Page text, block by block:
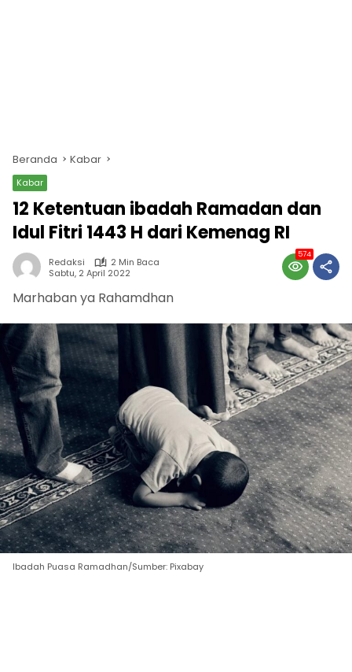
Beranda Kabar
Kabar
12 Ketentuan ibadah Ramadan dan
Idul Fitri 1443 H dari Kemenag RI
Redaksi
2 Min Baca
Sabtu, 2 April 2022
574
Marhaban ya Rahamdhan
Ibadah Puasa Ramadhan/Sumber: Pixabay